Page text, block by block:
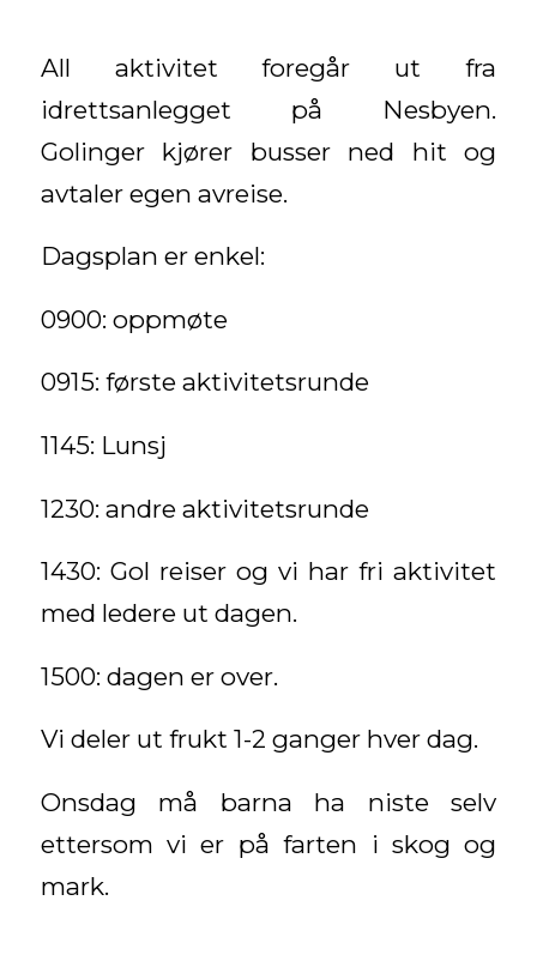
All aktivitet foregår ut fra
idrettsanlegget på Nesbyen.
Golinger kjører busser ned hit og
avtaler egen avreise.
Dagsplan er enkel:
0900: oppmøte
0915: første aktivitetsrunde
1145: Lunsj
1230: andre aktivitetsrunde
1430: Gol reiser og vi har fri aktivitet
med ledere ut dagen.
1500: dagen er over.
Vi deler ut frukt 1-2 ganger hver dag.
Onsdag må barna ha niste selv
ettersom vi er på farten i skog og
mark.